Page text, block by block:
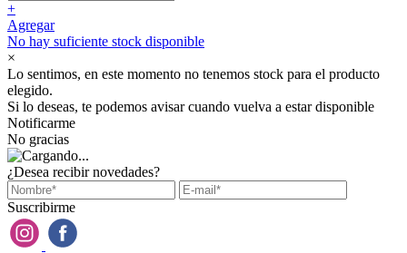
+
Agregar
No hay suficiente stock disponible
×
Lo sentimos, en este momento no tenemos stock para el producto
elegido.
Si lo deseas, te podemos avisar cuando vuelva a estar disponible
Notificarme
No gracias
¿Desea recibir novedades?
Suscribirme